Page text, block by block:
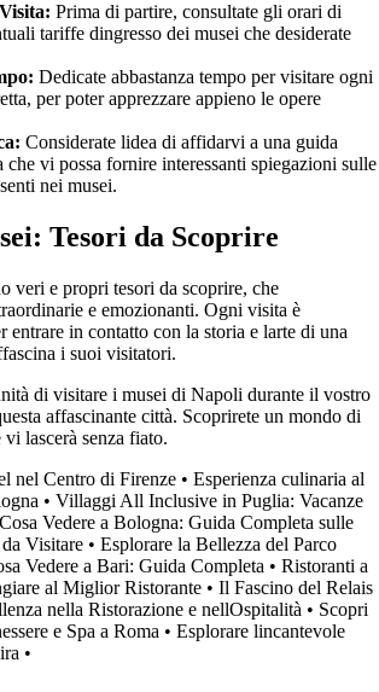
Prima di partire, consultate gli orari di
tariffe dingresso dei musei che desiderate
Dedicate abbastanza tempo per visitare ogni
per poter apprezzare appieno le opere
Considerate lidea di affidarvi a una guida
che vi possa fornire interessanti spiegazioni sulle
nei musei.
Tesori da Scoprire
veri e propri tesori da scoprire, che
e emozionanti. Ogni visita è
entrare in contatto con la storia e larte di una
i suoi visitatori.
di visitare i musei di Napoli durante il vostro
affascinante città. Scoprirete un mondo di
lascerà senza fiato.
nel Centro di Firenze • Esperienza culinaria al
• Villaggi All Inclusive in Puglia: Vacanze
Cosa Vedere a Bologna: Guida Completa sulle
Visitare • Esplorare la Bellezza del Parco
Vedere a Bari: Guida Completa • Ristoranti a
al Miglior Ristorante • Il Fascino del Relais
nella Ristorazione e nellOspitalità • Scopri
e Spa a Roma • Esplorare lincantevole
•